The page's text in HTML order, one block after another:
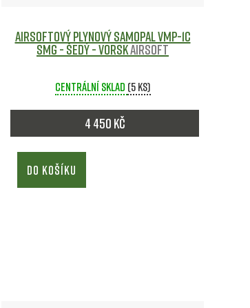
Airsoftový plynový samopal VMP-1C
SMG - šedý - VorskAirsoft
Centrální sklad (5 ks)
4 450 Kč
DO KOŠÍKU